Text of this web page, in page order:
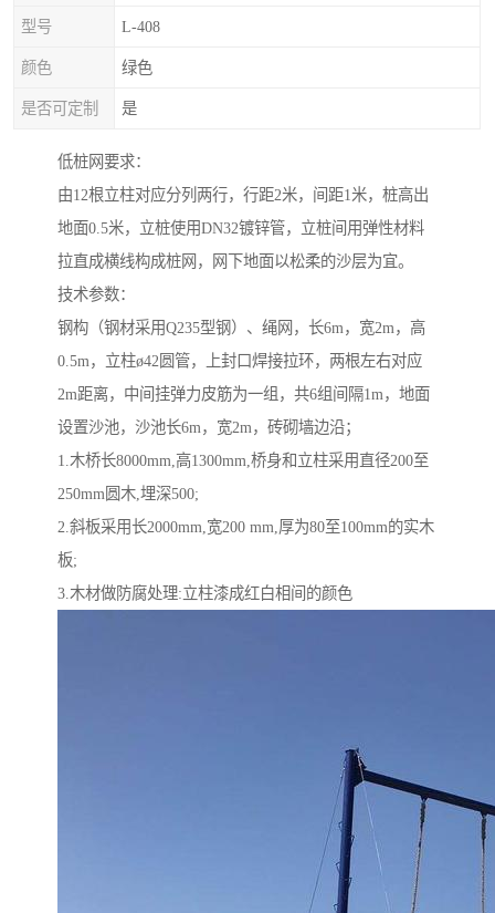
型号 L-408
颜色 绿色
是否可定制 是
低桩网要求：
由12根立柱对应分列两行，行距2米，间距1米，桩高出
地面0.5米，立桩使用DN32镀锌管，立桩间用弹性材料
拉直成横线构成桩网，网下地面以松柔的沙层为宜。
技术参数：
钢构（钢材采用Q235型钢）、绳网，长6m，宽2m，高
0.5m，立柱ø42圆管，上封口焊接拉环，两根左右对应
2m距离，中间挂弹力皮筋为一组，共6组间隔1m，地面
设置沙池，沙池长6m，宽2m，砖砌墙边沿；
1.木桥长8000mm,高1300mm,桥身和立柱采用直径200至
250mm圆木,埋深500;
2.斜板采用长2000mm,宽200 mm,厚为80至100mm的实木
板;
3.木材做防腐处理:立柱漆成红白相间的颜色